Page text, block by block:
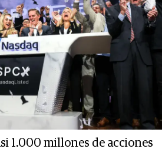
1.000 millones de acciones